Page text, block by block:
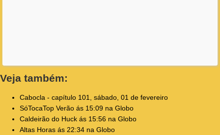
Veja também:
Cabocla - capítulo 101, sábado, 01 de fevereiro
SóTocaTop Verão ás 15:09 na Globo
Caldeirão do Huck ás 15:56 na Globo
Altas Horas ás 22:34 na Globo